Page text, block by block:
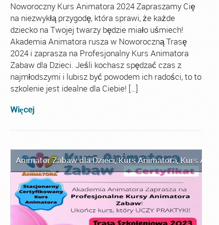
Noworoczny Kurs Animatora 2024 Zapraszamy Cię
na niezwykłą przygodę, która sprawi, że każde
dziecko na Twojej twarzy będzie miało uśmiech!
Akademia Animatora rusza w Noworoczną Trasę
2024 i zaprasza na Profesjonalny Kurs Animatora
Zabaw dla Dzieci. Jeśli kochasz spędzać czas z
najmłodszymi i lubisz być powodem ich radości, to to
szkolenie jest idealne dla Ciebie! […]
Więcej
Animator Zabaw dla Dzieci,Kurs Animatora,Kurs